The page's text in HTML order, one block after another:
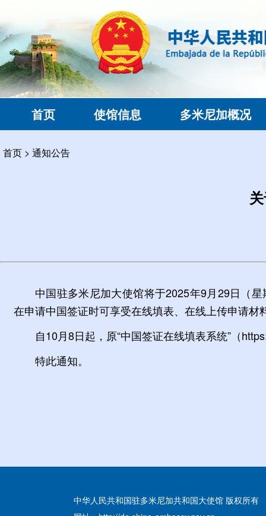
首页 使馆信息 多米尼加概况
首页 > 通知公告
中国驻多米尼加大使馆将于2025年9月29日（
在申请中国签证时可享受在线填表、在线上传申请
自10月8日起，原“中国签证在线填表系统”（
特此通知。
中华人民共和国驻多米尼加共和国大使馆 版权所有